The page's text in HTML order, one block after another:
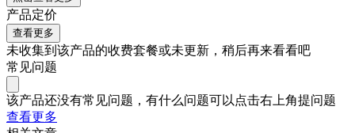
产品定价
查看更多
未收集到该产品的收费套餐或未更新，稍后再来看看吧
常见问题
该产品还没有常见问题，有什么问题可以点击右上角提问题
查看更多